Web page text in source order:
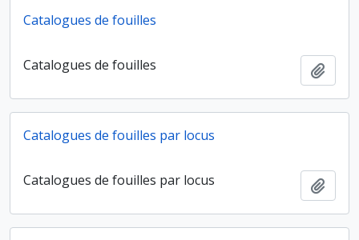
Catalogues de fouilles
Catalogues de fouilles
Catalogues de fouilles par locus
Catalogues de fouilles par locus